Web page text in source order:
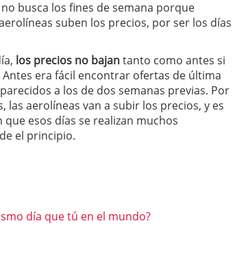
busca los fines de semana porque
suben los precios, por ser los días
los precios no bajantanto como antes si
era fácil encontrar ofertas de última
a los de dos semanas previas. Por
las aerolíneas van a subir los precios, y es
esos días se realizan muchos
el principio.
día que tú en el mundo?